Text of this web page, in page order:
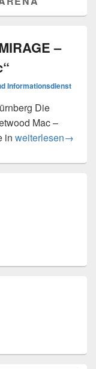
–
Informationsdienst
Die
Mac –
in Deutschland-
weiterlesen→